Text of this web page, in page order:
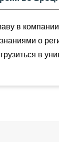
Вроцлава
влюбиться
в
о
в